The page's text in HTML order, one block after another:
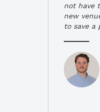
not have
new
to save a